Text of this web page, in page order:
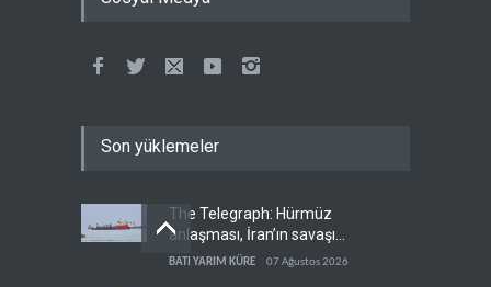
Son yüklemeler
The Telegraph: Hürmüz
anlaşması, İran’ın savaşı
kazandığını gösteriyor
BATI YARIM KÜRE 07 Ağustos 2026